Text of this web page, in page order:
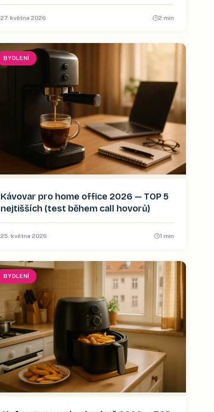
27. května 2026 2 min
BYDLENÍ
Kávovar pro home office 2026 — TOP 5
nejtišších (test během call hovorů)
25. května 2026 1 min
BYDLENÍ